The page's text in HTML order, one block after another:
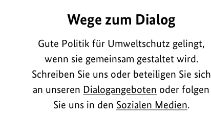
Wege zum Dialog
Gute Politik für Umweltschutz gelingt,
wenn sie gemeinsam gestaltet wird.
Schreiben Sie uns oder beteiligen Sie sich
an unseren Dialogangeboten oder folgen
Sie uns in den Sozialen Medien.